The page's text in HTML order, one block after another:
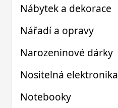
Nábytek a dekorace
Nářadí a opravy
Narozeninové dárky
Nositelná elektronika
Notebooky